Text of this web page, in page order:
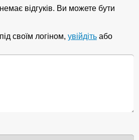
відгуків. Ви можете бути
своїм логіном, увійдіть або